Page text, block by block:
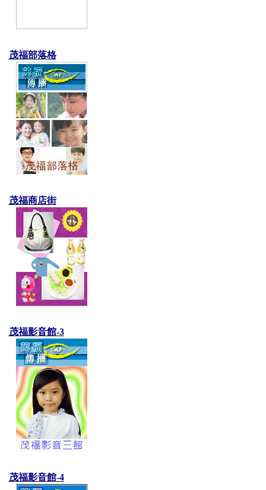
茂福部落格
茂福商店街
茂福影音館-3
茂福影音館-4